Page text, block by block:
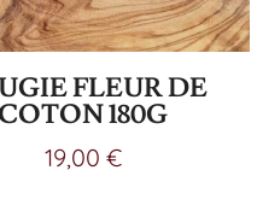
FLEUR DE
180G
19,00 €